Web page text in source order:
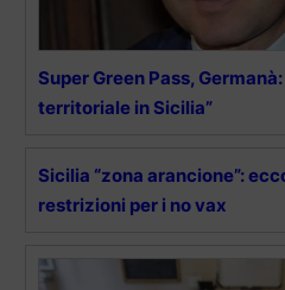
Super Green Pass,
territoriale in Sicilia”
Sicilia “zona arancione”:
restrizioni per i no vax